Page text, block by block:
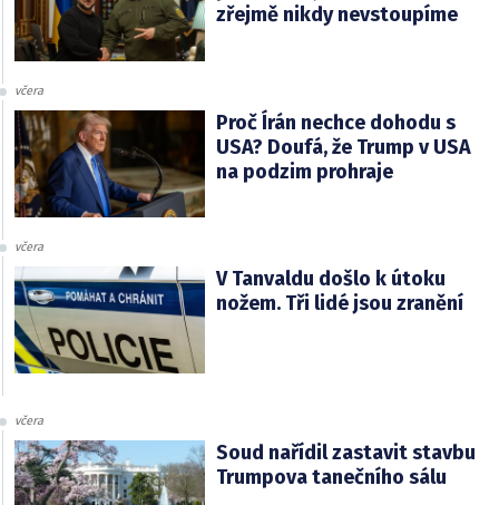
zřejmě nikdy nevstoupíme
včera
Proč Írán nechce dohodu s
USA? Doufá, že Trump v USA
na podzim prohraje
včera
V Tanvaldu došlo k útoku
nožem. Tři lidé jsou zranění
včera
Soud nařídil zastavit stavbu
Trumpova tanečního sálu